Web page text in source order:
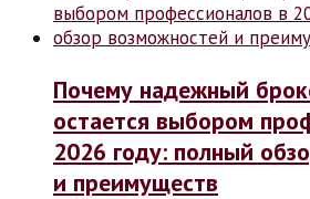
Почему надежный
остается выбором
2026 году: полный
и преимуществ